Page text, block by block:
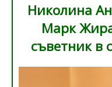
Николина
Марк
съветник в
file-931-